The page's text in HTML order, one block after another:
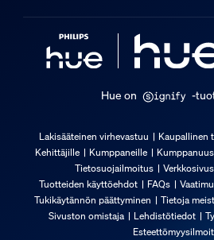
Hue on -
Lakisääteinen virhevastuu Kaupallinen
Kehittäjille
Kumppaneille
Tietosuojailmoitus
Tuotteiden käyttöehdot
FAQs
Tukikäytännön päättyminen
Tietoja
Sivuston omistaja
Lehdistötiedot